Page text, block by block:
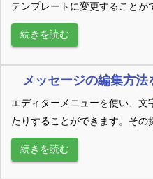
テンプレートに変更することが
続きを読む
メッセージの編集方法
エディターメニューを使い、文
たりすることができます。その
続きを読む